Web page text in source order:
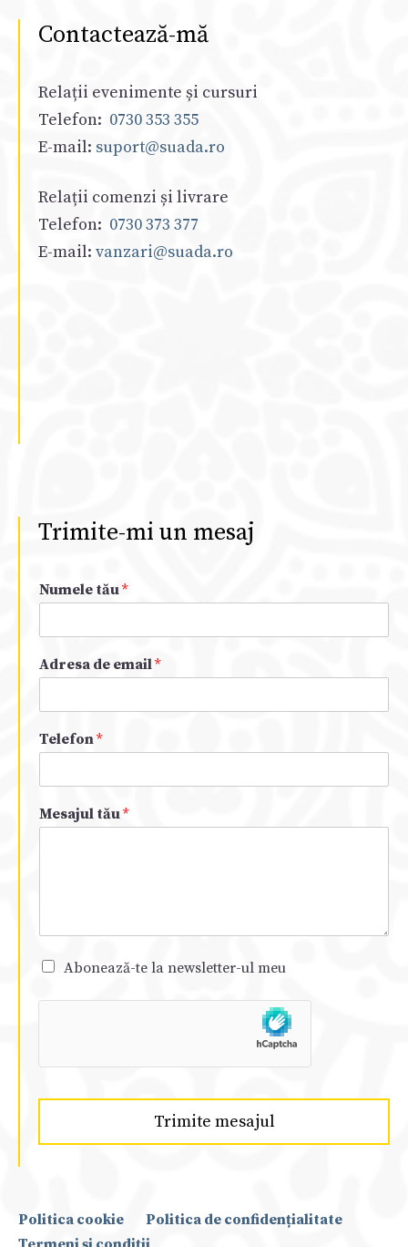
Contactează-mă
Relații evenimente și cursuri
Telefon: 0730 353 355
E-mail: suport@suada.ro
Relații comenzi și livrare
Telefon: 0730 373 377
E-mail: vanzari@suada.ro
Trimite-mi un mesaj
Numele tău*
Adresa de email*
Telefon*
Mesajul tău*
Abonează-te la newsletter-ul meu
Trimite mesajul
Politica cookie
Politica de confidențialitate